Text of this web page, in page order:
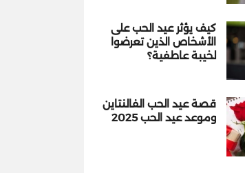
كيف يؤثر عيد الحب على
الأشخاص الذين تعرضوا
لخيبة عاطفية؟
قصة عيد الحب الفالنتاين
وموعد عيد الحب 2025